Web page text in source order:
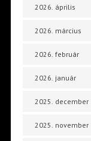
2026. április
2026. március
2026. február
2026. január
2025. december
2025. november